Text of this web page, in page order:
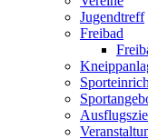
Jugendtreff
Freibad